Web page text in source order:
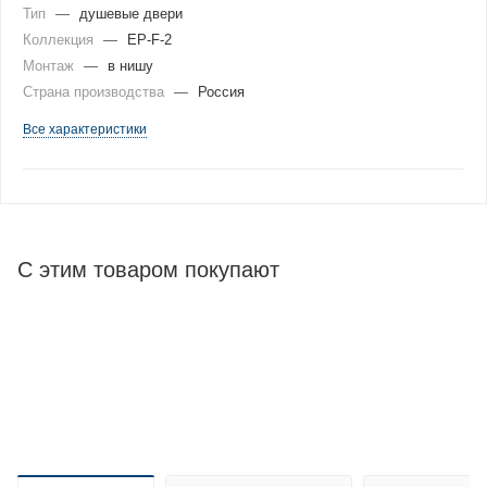
Тип —
душевые двери
Коллекция
—
EP-F-2
Монтаж —
в нишу
Страна производства — Россия
Все характеристики
С этим товаром покупают